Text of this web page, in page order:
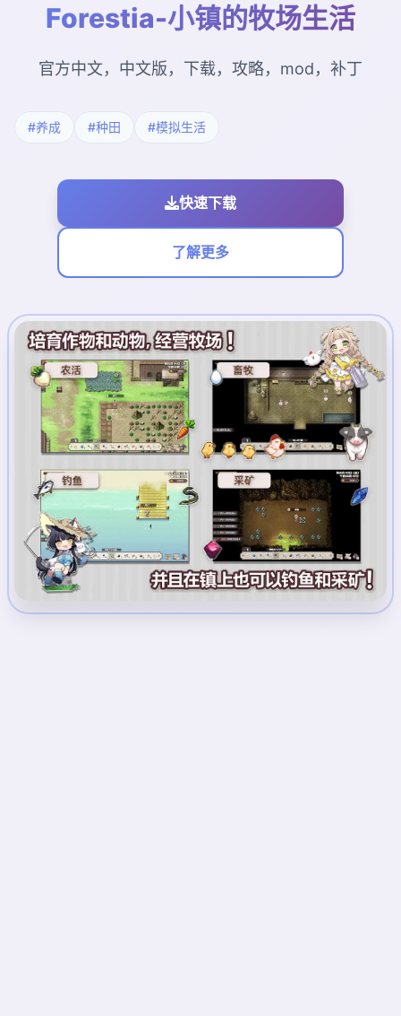
Forestia-小镇的牧场生活
官方中文，中文版，下载，攻略，mod，补丁
#养成 #种田 #模拟生活
快速下载
了解更多